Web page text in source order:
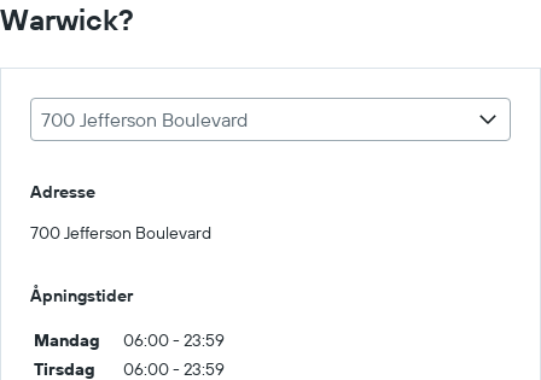
Warwick?
700 Jefferson Boulevard
Adresse
700 Jefferson Boulevard
Åpningstider
Mandag
06:00 - 23:59
Tirsdag
06:00 - 23:59